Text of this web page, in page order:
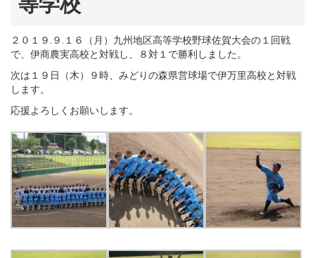
２０１９.９.１６（月）九州地区高等学校野球佐賀大会の１回戦
で、伊商農実高校と対戦し、８対１で勝利しました。
次は１９日（木）９時、みどりの森県営球場で伊万里高校と対戦
します。
応援よろしくお願いします。